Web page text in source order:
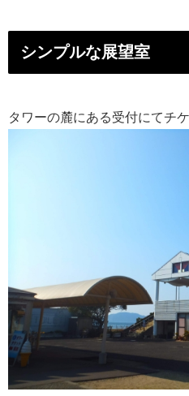
シンプルな展望室
タワーの麓にある受付にてチ